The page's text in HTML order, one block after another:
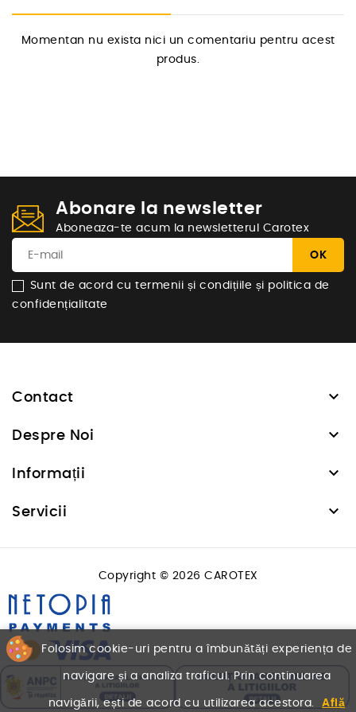
Momentan nu exista nici un comentariu pentru acest
produs.
Abonare la newsletter
Aboneaza-te acum la newsletterul Carotex
Sunt de acord cu termenii și condițiile și politica de
confidențialitate
Contact 
Despre Noi 
Informații 
Servicii 
Folosim cookie-uri pentru a îmbunătăți experiența de
navigare și a analiza traficul. Prin continuarea
navigării, ești de acord cu utilizarea acestora. Află
Copyright © 2026 CAROTEX